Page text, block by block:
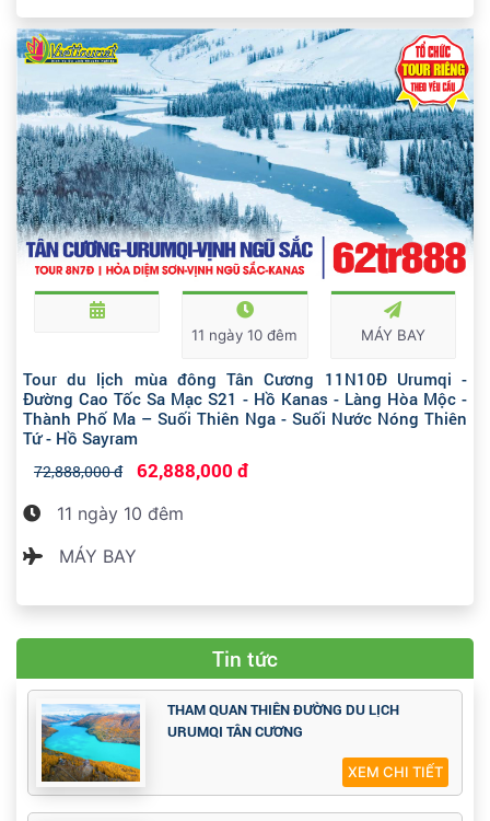
11 ngày 10 đêm MÁY BAY
Tour du lịch mùa đông Tân Cương 11N10Đ Urumqi -
Đường Cao Tốc Sa Mạc S21 - Hồ Kanas - Làng Hòa Mộc -
Thành Phố Ma – Suối Thiên Nga - Suối Nước Nóng Thiên
Tứ - Hồ Sayram
72,888,000 đ 62,888,000 đ
11 ngày 10 đêm
MÁY BAY
Tin tức
THAM QUAN THIÊN ĐƯỜNG DU LỊCH
URUMQI TÂN CƯƠNG
XEM CHI TIẾT